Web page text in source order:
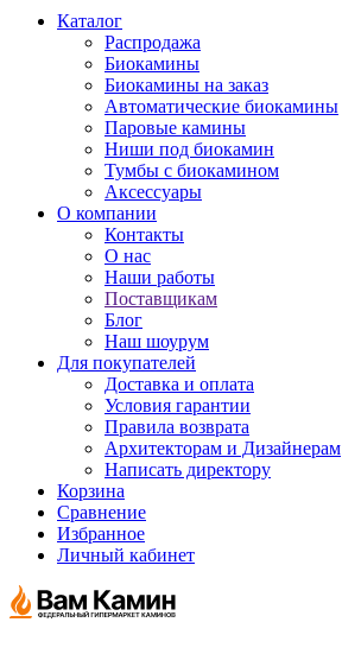
Каталог
Распродажа
Биокамины
Биокамины на заказ
Автоматические биокамины
Паровые камины
Ниши под биокамин
Тумбы с биокамином
Аксессуары
О компании
Контакты
О нас
Наши работы
Поставщикам
Блог
Наш шоурум
Для покупателей
Доставка и оплата
Условия гарантии
Правила возврата
Архитекторам и Дизайнерам
Написать директору
Корзина
Сравнение
Избранное
Личный кабинет